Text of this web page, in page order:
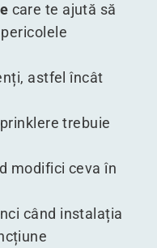
care te ajută să
astfel încât
trebuie
modifici ceva în
când instalația